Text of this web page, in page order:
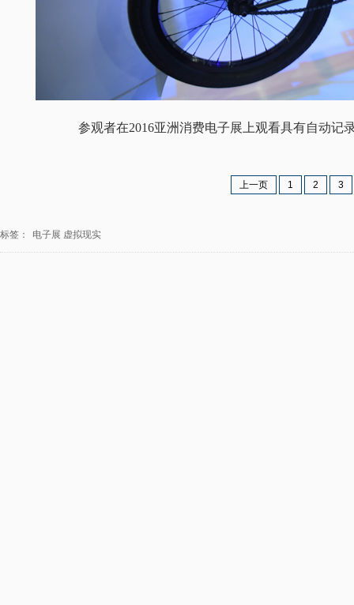
参观者在2016亚洲消费电子展上观看具有自动记
上一页 1 2 3
标签： 电子展 虚拟现实